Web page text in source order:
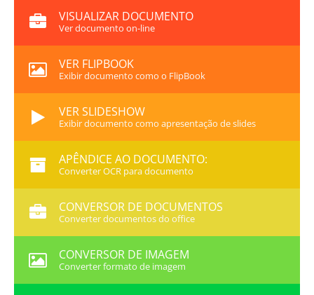
VISUALIZAR DOCUMENTO
Ver documento on-line
VER FLIPBOOK
Exibir documento como o FlipBook
VER SLIDESHOW
Exibir documento como apresentação de slides
APÊNDICE AO DOCUMENTO:
Converter OCR para documento
CONVERSOR DE DOCUMENTOS
Converter documentos do office
CONVERSOR DE IMAGEM
Converter formato de imagem